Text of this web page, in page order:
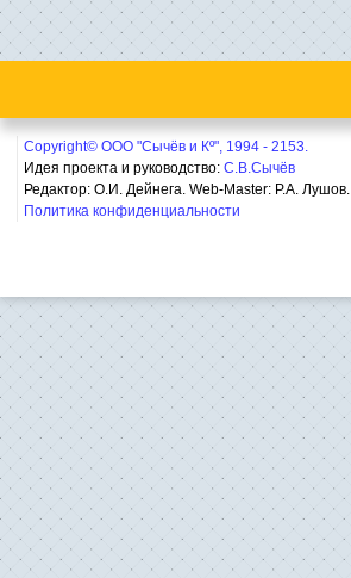
Copyright© ООО "Сычёв и Кº", 1994 - 2153.
Идея проекта и руководство: С.В.Сычёв
Редактор: О.И. Дейнега. Web-Master: Р.А. Лушов.
Политика конфиденциальности